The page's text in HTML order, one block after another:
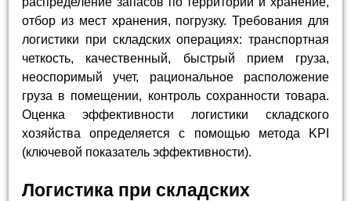
отбор из мест хранения, погрузку. Требования для
логистики при складских операциях: транспортная
четкость, качественный, быстрый прием груза,
неоспоримый учет, рациональное расположение
груза в помещении, контроль сохранности товара.
Оценка эффективности логистики складского
хозяйства определяется с помощью метода KPI
(ключевой показатель эффективности).
Логистика при складских